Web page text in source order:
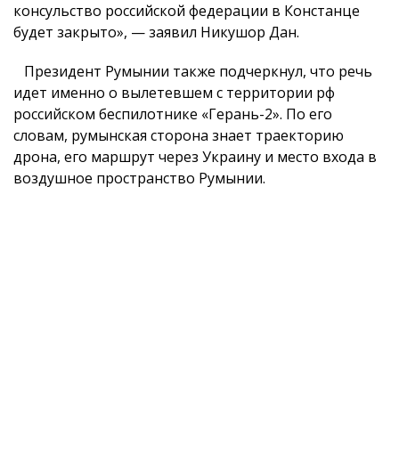
консульство российской федерации в Констанце
будет закрыто», — заявил Никушор Дан.
Президент Румынии также подчеркнул, что речь
идет именно о вылетевшем с территории рф
российском беспилотнике «Герань-2». По его
словам, румынская сторона знает траекторию
дрона, его маршрут через Украину и место входа в
воздушное пространство Румынии.